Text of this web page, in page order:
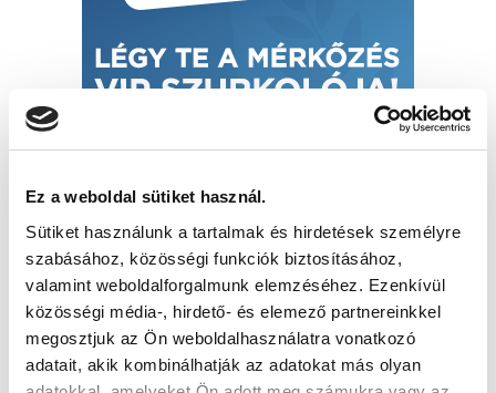
Ez a weboldal sütiket használ.
Sütiket használunk a tartalmak és hirdetések személyre
szabásához, közösségi funkciók biztosításához,
valamint weboldalforgalmunk elemzéséhez. Ezenkívül
közösségi média-, hirdető- és elemező partnereinkkel
megosztjuk az Ön weboldalhasználatra vonatkozó
adatait, akik kombinálhatják az adatokat más olyan